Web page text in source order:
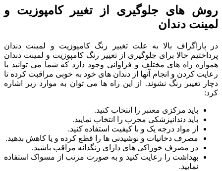
روش های جلوگیری از تغییر کامپوزیت و
لمینت دندان
در پاراگراف بالا به علت تغییر رنگ کامپوزیت و لمینت دندان
پرداختیم حالا برای جلوگیری از تغییر رنگ کامپوزیت و لمینت دندان
همواره راه های مختلف و فراوانی وجود دارد که شما می توانید با
رعایت کردن و انجام آنها از دندان های خود به خوبی مراقبت کرده تا
دچار تغییر رنگ نشوند. از این راه ها می توان به موارد زیر اشاره
کرد:
باید مرکزی معتبر را انتخاب کنید.
باید دندانپزشکی مجرب را انتخاب نمایید.
از مواد درجه یک و با کیفیت استفاده کنید.
مصرف دخانیات و نوشیدنی ها را قطع کرده و یا کاهش بدهید.
در مصرف خوراکی های دارای رنگدانه مراقب باشید.
بهداشت را رعایت کنید و به صورت مرتب از مسواک استفاده
نمایید.